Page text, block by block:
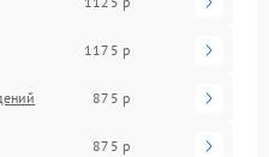
1175 р
875 р
875 р